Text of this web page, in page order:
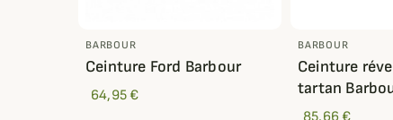
BARBOUR
Ceinture Ford Barbour
64,95 €
BARBOUR
Ceinture
tartan